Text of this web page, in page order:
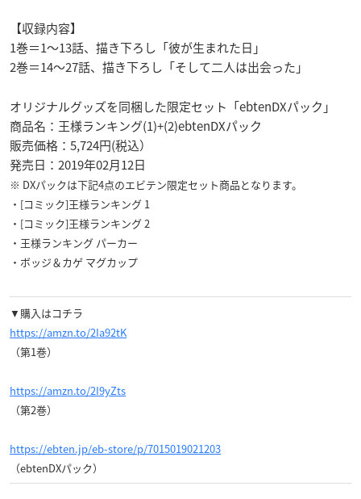
【収録内容】
1巻＝1～13話、 描き下ろし「彼が生まれた日」
2巻＝14～27話、 描き下ろし「そして二人は出会った」
オリジナルグッズを同梱した限定セット「ebtenDXパック」
商品名：王様ランキング(1)+(2)ebtenDXパック
販売価格：5,724円(税込）
発売日：2019年02月12日
※ DXパックは下記4点のエビテン限定セット商品となります。
・[コミック]王様ランキング 1
・[コミック]王様ランキング 2
・王様ランキング パーカー
・ボッジ＆カゲ マグカップ
▼購入はコチラ
https://amzn.to/2Ia92tK
（第1巻）
https://amzn.to/2I9yZts
（第2巻）
https://ebten.jp/eb-store/p/7015019021203
（ebtenDXパック）